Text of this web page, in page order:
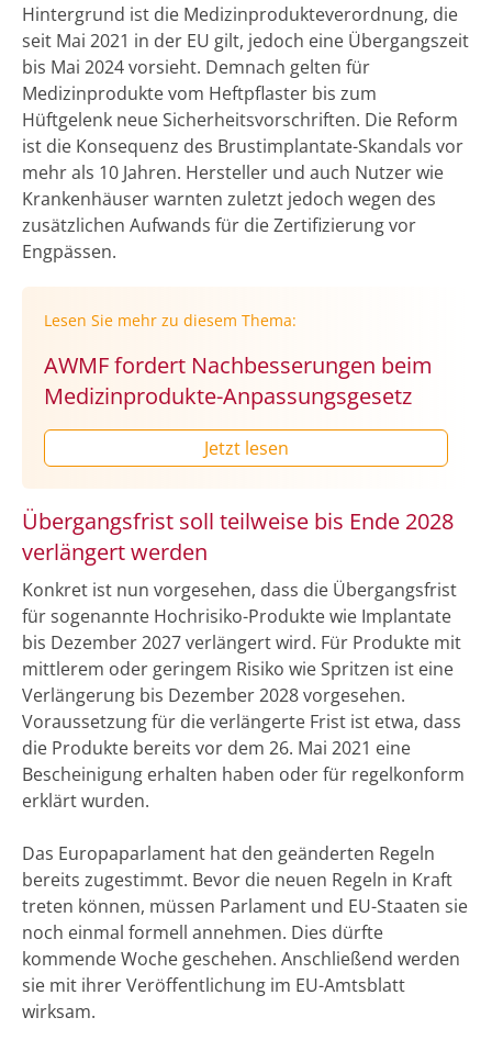
Hintergrund ist die Medizinprodukteverordnung, die
seit Mai 2021 in der EU gilt, jedoch eine Übergangszeit
bis Mai 2024 vorsieht. Demnach gelten für
Medizinprodukte vom Heftpflaster bis zum
Hüftgelenk neue Sicherheitsvorschriften. Die Reform
ist die Konsequenz des Brustimplantate-Skandals vor
mehr als 10 Jahren. Hersteller und auch Nutzer wie
Krankenhäuser warnten zuletzt jedoch wegen des
zusätzlichen Aufwands für die Zertifizierung vor
Engpässen.
Lesen Sie mehr zu diesem Thema:
AWMF fordert Nachbesserungen beim
Medizinprodukte-Anpassungsgesetz
Jetzt lesen
Übergangsfrist soll teilweise bis Ende 2028
verlängert werden
Konkret ist nun vorgesehen, dass die Übergangsfrist
für sogenannte Hochrisiko-Produkte wie Implantate
bis Dezember 2027 verlängert wird. Für Produkte mit
mittlerem oder geringem Risiko wie Spritzen ist eine
Verlängerung bis Dezember 2028 vorgesehen.
Voraussetzung für die verlängerte Frist ist etwa, dass
die Produkte bereits vor dem 26. Mai 2021 eine
Bescheinigung erhalten haben oder für regelkonform
erklärt wurden.
Das Europaparlament hat den geänderten Regeln
bereits zugestimmt. Bevor die neuen Regeln in Kraft
treten können, müssen Parlament und EU-Staaten sie
noch einmal formell annehmen. Dies dürfte
kommende Woche geschehen. Anschließend werden
sie mit ihrer Veröffentlichung im EU-Amtsblatt
wirksam.